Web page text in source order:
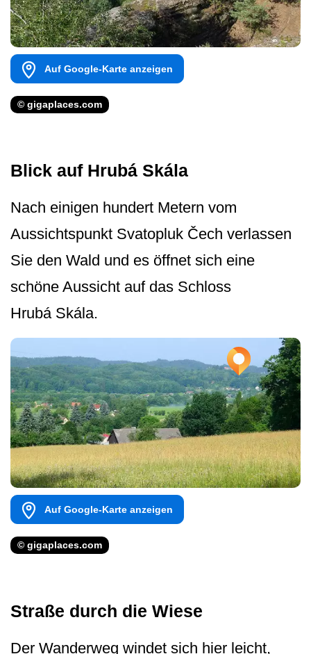
Auf Google-Karte anzeigen
© gigaplaces.com
Blick auf Hrubá Skála
Nach einigen hundert Metern vom
Aussichtspunkt Svatopluk Čech verlassen
Sie den Wald und es öffnet sich eine
schöne Aussicht auf das Schloss
Hrubá Skála.
Auf Google-Karte anzeigen
© gigaplaces.com
Straße durch die Wiese
Der Wanderweg windet sich hier leicht,